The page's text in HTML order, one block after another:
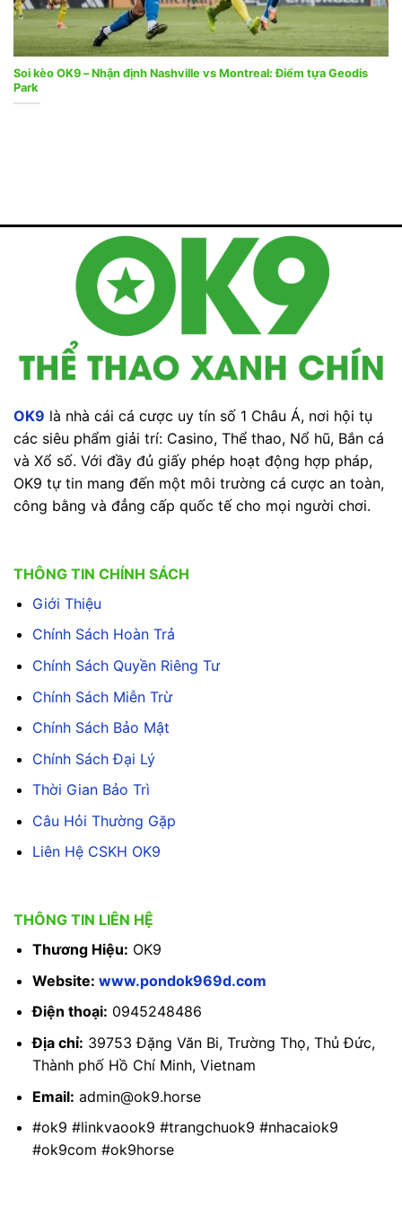
Soi kèo OK9 – Nhận định Nashville vs Montreal: Điểm tựa Geodis
Park
OK9 là nhà cái cá cược uy tín số 1 Châu Á, nơi hội tụ
các siêu phẩm giải trí: Casino, Thể thao, Nổ hũ, Bắn cá
và Xổ số. Với đầy đủ giấy phép hoạt động hợp pháp,
OK9 tự tin mang đến một môi trường cá cược an toàn,
công bằng và đẳng cấp quốc tế cho mọi người chơi.
THÔNG TIN CHÍNH SÁCH
Giới Thiệu
Chính Sách Hoàn Trả
Chính Sách Quyền Riêng Tư
Chính Sách Miễn Trừ
Chính Sách Bảo Mật
Chính Sách Đại Lý
Thời Gian Bảo Trì
Câu Hỏi Thường Gặp
Liên Hệ CSKH OK9
THÔNG TIN LIÊN HỆ
Thương Hiệu: OK9
Website: www.pondok969d.com
Điện thoại: 0945248486
Địa chỉ: 39753 Đặng Văn Bi, Trường Thọ, Thủ Đức,
Thành phố Hồ Chí Minh, Vietnam
Email: admin@ok9.horse
#ok9 #linkvaook9 #trangchuok9 #nhacaiok9
#ok9com #ok9horse